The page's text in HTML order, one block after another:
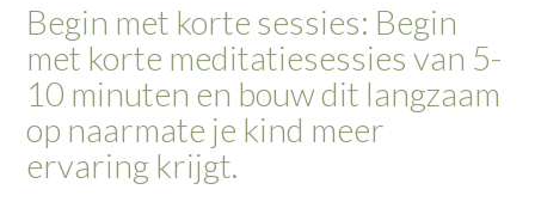
Begin met korte sessies: Begin
met korte meditatiesessies van 5-
10 minuten en bouw dit langzaam
op naarmate je kind meer
ervaring krijgt.